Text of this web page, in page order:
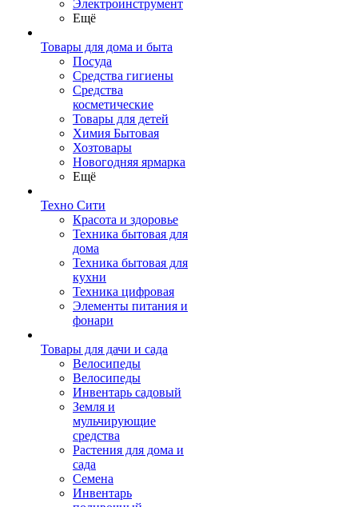
Электроинструмент
Ещё
Товары для дома и быта
Посуда
Средства гигиены
Средства
косметические
Товары для детей
Химия Бытовая
Хозтовары
Новогодняя ярмарка
Ещё
Техно Сити
Красота и здоровье
Техника бытовая для
дома
Техника бытовая для
кухни
Техника цифровая
Элементы питания и
фонари
Товары для дачи и сада
Велосипеды
Велосипеды
Инвентарь садовый
Земля и
мульчирующие
средства
Растения для дома и
сада
Семена
Инвентарь